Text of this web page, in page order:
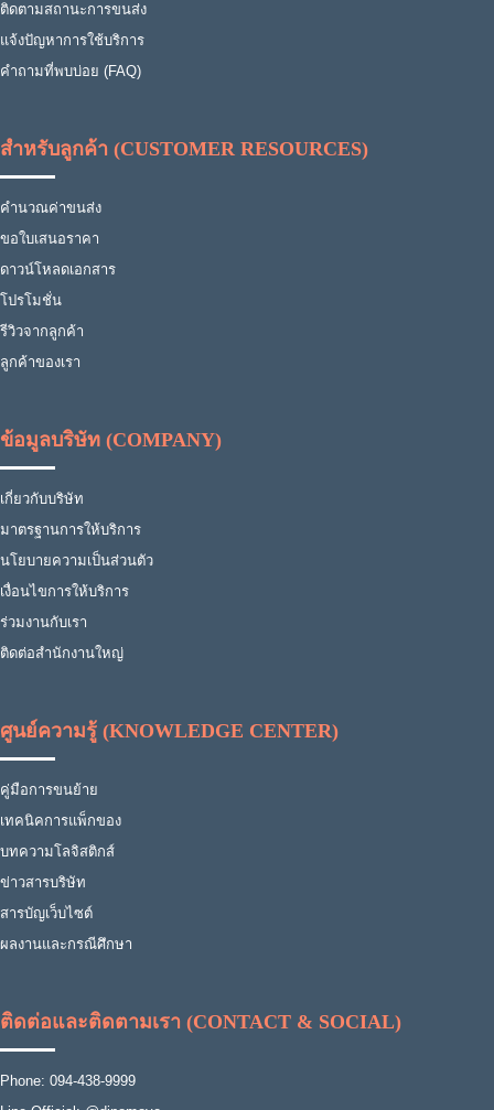
ติดตามสถานะการขนส่ง
แจ้งปัญหาการใช้บริการ
คำถามที่พบบ่อย (FAQ)
สำหรับลูกค้า (CUSTOMER RESOURCES)
คำนวณค่าขนส่ง
ขอใบเสนอราคา
ดาวน์โหลดเอกสาร
โปรโมชั่น
รีวิวจากลูกค้า
ลูกค้าของเรา
ข้อมูลบริษัท (COMPANY)
เกี่ยวกับบริษัท
มาตรฐานการให้บริการ
นโยบายความเป็นส่วนตัว
เงื่อนไขการให้บริการ
ร่วมงานกับเรา
ติดต่อสำนักงานใหญ่
ศูนย์ความรู้ (KNOWLEDGE CENTER)
คู่มือการขนย้าย
เทคนิคการแพ็กของ
บทความโลจิสติกส์
ข่าวสารบริษัท
สารบัญเว็บไซต์
ผลงานและกรณีศึกษา
ติดต่อและติดตามเรา (CONTACT & SOCIAL)
Phone: 094-438-9999